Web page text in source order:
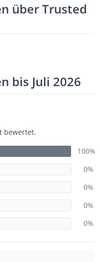
über Trusted
bis Juli 2026
bewertet.
100%
0%
0%
0%
0%